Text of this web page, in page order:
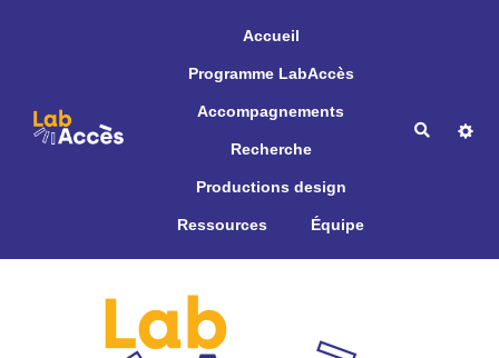
Accueil
Programme LabAccès
Accompagnements
Recherche
Productions design
Ressources Équipe